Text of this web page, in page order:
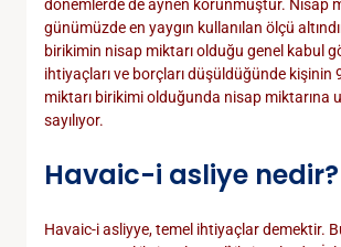
dönemlerde de aynen korunmuştur. Nisap
günümüzde en yaygın kullanılan ölçü
birikimin nisap miktarı olduğu genel kabul
ihtiyaçları ve borçları düşüldüğünde kişinin
miktarı birikimi olduğunda nisap miktarına
sayılıyor.
Havaic-i asliye nedir?
Havaic-i asliyye, temel ihtiyaçlar demektir.